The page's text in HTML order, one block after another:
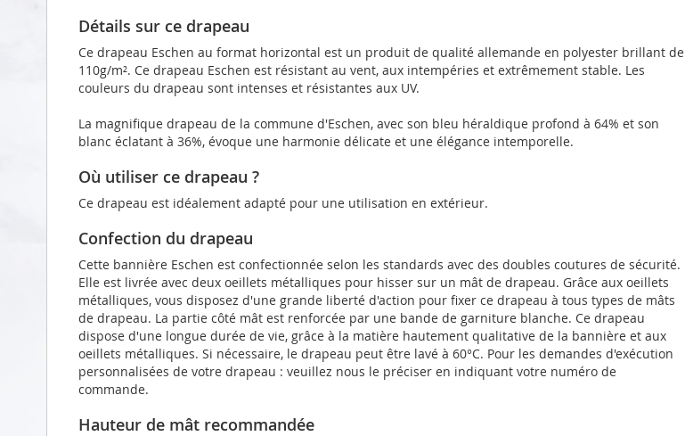
Détails sur ce drapeau
Ce drapeau Eschen au format horizontal est un produit de qualité allemande en polyester brillant de
110g/m². Ce drapeau Eschen est résistant au vent, aux intempéries et extrêmement stable. Les
couleurs du drapeau sont intenses et résistantes aux UV.
La magnifique drapeau de la commune d'Eschen, avec son bleu héraldique profond à 64% et son
blanc éclatant à 36%, évoque une harmonie délicate et une élégance intemporelle.
Où utiliser ce drapeau ?
Ce drapeau est idéalement adapté pour une utilisation en extérieur.
Confection du drapeau
Cette bannière Eschen est confectionnée selon les standards avec des doubles coutures de sécurité.
Elle est livrée avec deux oeillets métalliques pour hisser sur un mât de drapeau. Grâce aux oeillets
métalliques, vous disposez d'une grande liberté d'action pour fixer ce drapeau à tous types de mâts
de drapeau. La partie côté mât est renforcée par une bande de garniture blanche. Ce drapeau
dispose d'une longue durée de vie, grâce à la matière hautement qualitative de la bannière et aux
oeillets métalliques. Si nécessaire, le drapeau peut être lavé à 60°C. Pour les demandes d'exécution
personnalisées de votre drapeau : veuillez nous le préciser en indiquant votre numéro de
commande.
Hauteur de mât recommandée